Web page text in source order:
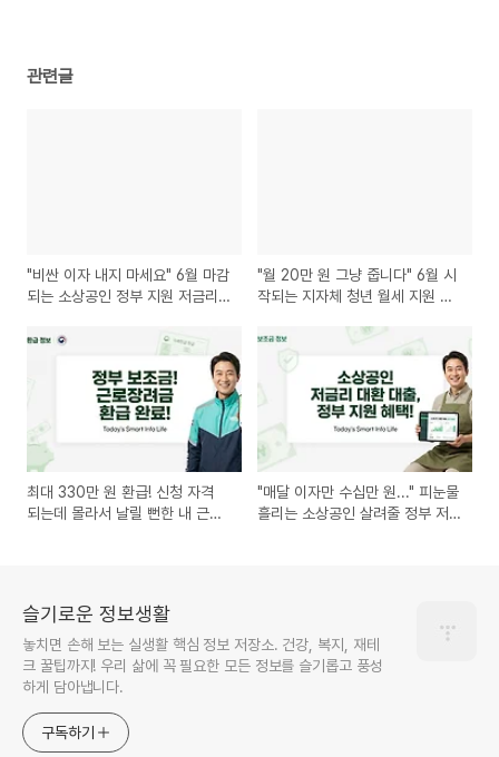
관련글
"비싼 이자 내지 마세요" 6월 마감
되는 소상공인 정부 지원 저금리
"월 20만 원 그냥 줍니다" 6월 시
작되는 지자체 청년 월세 지원 안
최대 330만 원 환급! 신청 자격
되는데 몰라서 날릴 뻔한 내 근로
"매달 이자만 수십만 원..." 피눈물
흘리는 소상공인 살려줄 정부 저
슬기로운 정보생활
놓치면 손해 보는 실생활 핵심 정보 저장소. 건강, 복지, 재테
크 꿀팁까지! 우리 삶에 꼭 필요한 모든 정보를 슬기롭고 풍성
하게 담아냅니다.
구독하기